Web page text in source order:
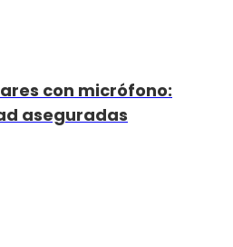
con micrófono:
aseguradas